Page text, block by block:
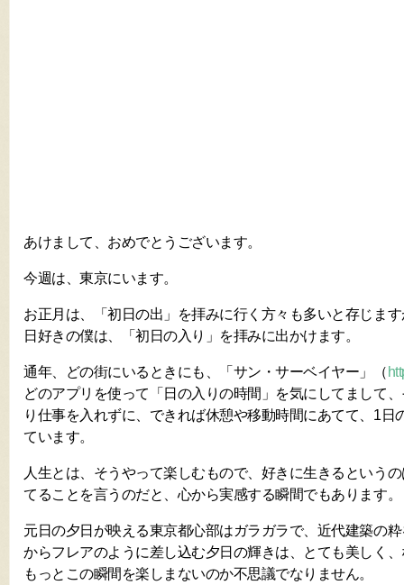
あけまして、おめでとうございます。
今週は、東京にいます。
お正月は、「初日の出」を拝みに行く方々も多いと存じま
日好きの僕は、「初日の入り」を拝みに出かけます。
通年、どの街にいるときにも、「サン・サーベイヤー」（
どのアプリを使って「日の入りの時間」を気にしてまして
り仕事を入れずに、できれば休憩や移動時間にあてて、1日
ています。
人生とは、そうやって楽しむもので、好きに生きるという
てることを言うのだと、心から実感する瞬間でもあります。
元日の夕日が映える東京都心部はガラガラで、近代建築の
からフレアのように差し込む夕日の輝きは、とても美しく
もっとこの瞬間を楽しまないのか不思議でなりません。